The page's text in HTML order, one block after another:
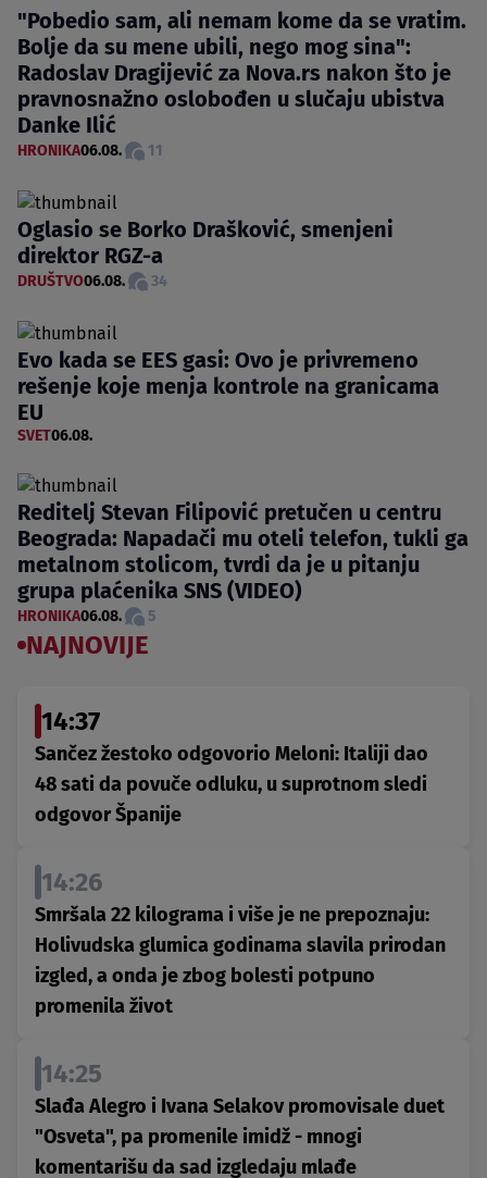
"Pobedio sam, ali nemam kome da se vratim.
Bolje da su mene ubili, nego mog sina":
Radoslav Dragijević za Nova.rs nakon što je
pravnosnažno oslobođen u slučaju ubistva
Danke Ilić
HRONIKA06.08. 11
Oglasio se Borko Drašković, smenjeni
direktor RGZ-a
DRUŠTVO06.08. 34
Evo kada se EES gasi: Ovo je privremeno
rešenje koje menja kontrole na granicama
EU
SVET06.08.
Reditelj Stevan Filipović pretučen u centru
Beograda: Napadači mu oteli telefon, tukli ga
metalnom stolicom, tvrdi da je u pitanju
grupa plaćenika SNS (VIDEO)
HRONIKA06.08. 5
NAJNOVIJE
14:37
Sančez žestoko odgovorio Meloni: Italiji dao
48 sati da povuče odluku, u suprotnom sledi
odgovor Španije
14:26
Smršala 22 kilograma i više je ne prepoznaju:
Holivudska glumica godinama slavila prirodan
izgled, a onda je zbog bolesti potpuno
promenila život
14:25
Slađa Alegro i Ivana Selakov promovisale duet
"Osveta", pa promenile imidž - mnogi
komentarišu da sad izgledaju mlađe